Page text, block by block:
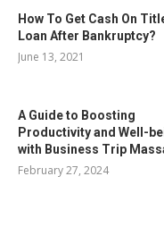
How To Get Cash On
Loan After Bankruptcy?
June 13, 2021
A Guide to Boosting
Productivity and Well-
with Business Trip
February 27, 2024